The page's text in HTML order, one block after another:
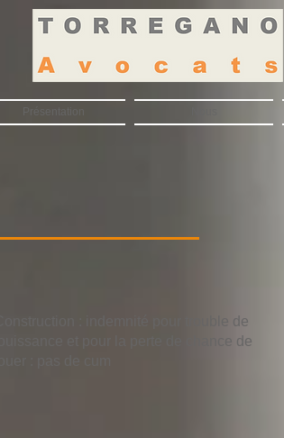
Présentation
Construction : indemnité pour trouble de
jouissance et pour la perte de chance de